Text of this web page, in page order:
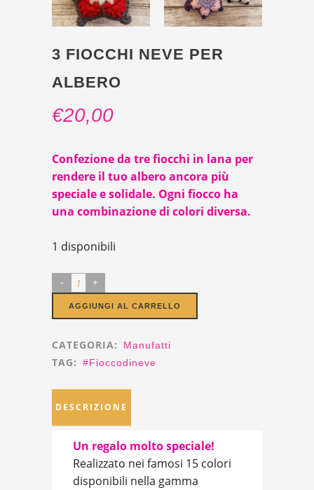
3 FIOCCHI NEVE PER
ALBERO
€20,00
Confezione da tre fiocchi in lana per
rendere il tuo albero ancora più
speciale e solidale. Ogni fiocco ha
una combinazione di colori diversa.
1 disponibili
Fiocchi
Neve
per
albero
AGGIUNGI AL CARRELLO
CATEGORIA: Manufatti
TAG: #fioccodineve
DESCRIZIONE
Un regalo molto speciale!
Realizzato nei famosi 15 colori
disponibili nella gamma